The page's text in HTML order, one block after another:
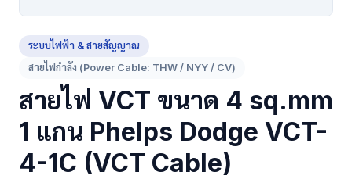
ระบบไฟฟ้า & สายสัญญาณ
สายไฟกำลัง (Power Cable: THW / NYY / CV)
สายไฟ VCT ขนาด 4 sq.mm
1 แกน Phelps Dodge VCT-
4-1C (VCT Cable)